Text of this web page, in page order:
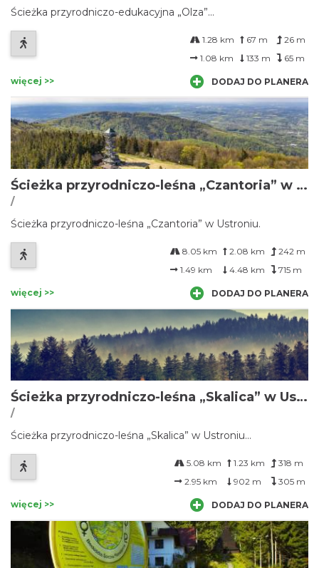
Ścieżka przyrodniczo-edukacyjna „Olza”...
1.28 km 67 m
26 m
1.08 km
133 m 65 m
więcej >> DODAJ DO PLANERA
Ścieżka przyrodniczo-leśna „Czantoria” w Ustroniu
/
Ścieżka przyrodniczo-leśna „Czantoria” w Ustroniu.
8.05 km 2.08 km
242 m
1.49 km
4.48 km 715 m
więcej >> DODAJ DO PLANERA
Ścieżka przyrodniczo-leśna „Skalica” w Ustroniu
/
Ścieżka przyrodniczo-leśna „Skalica” w Ustroniu...
5.08 km 1.23 km
318 m
2.95 km
902 m 305 m
więcej >> DODAJ DO PLANERA